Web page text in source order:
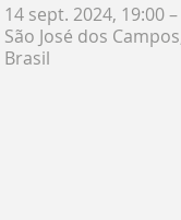
14 sept. 2024, 19:00
São José dos
Brasil